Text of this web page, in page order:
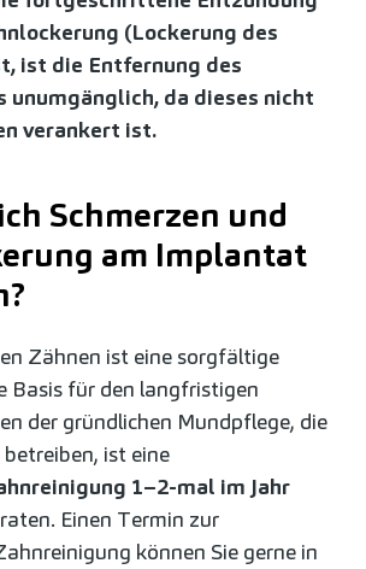
(Lockerung des
ist die Entfernung des
da dieses nicht
verankert ist.
Schmerzen und
am Implantat
Zähnen ist eine sorgfältige
Basis für den langfristigen
der gründlichen Mundpflege, die
ist eine
1–2-mal im Jahr
Einen Termin zur
können Sie gerne in